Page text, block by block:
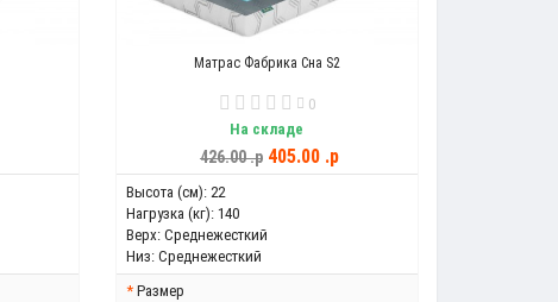
Матрас Фабрика Сна S2
0
На складе
426.00 .p 405.00 .p
Высота (см): 22
Нагрузка (кг): 140
Верх: Среднежесткий
Низ: Среднежесткий
Размер